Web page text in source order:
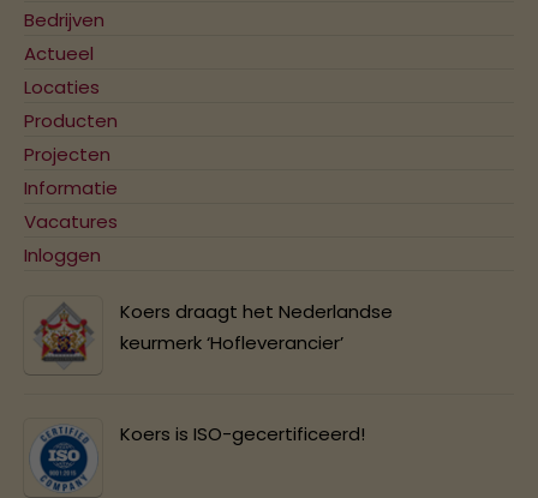
Bedrijven
Actueel
Locaties
Producten
Projecten
Informatie
Vacatures
Inloggen
Koers draagt het Nederlandse
keurmerk ‘Hofleverancier’
Koers is ISO-gecertificeerd!